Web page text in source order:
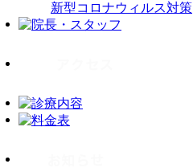
新型コロナウィルス対策